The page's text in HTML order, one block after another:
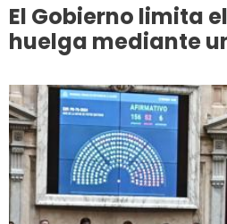
El Gobierno limita
huelga mediante